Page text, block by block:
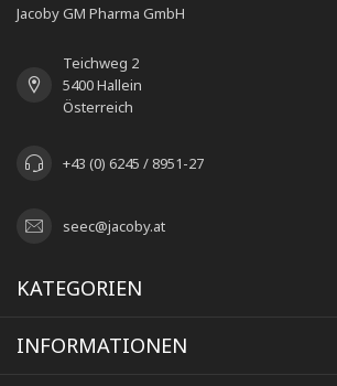
Jacoby GM Pharma GmbH
Teichweg 2
5400 Hallein
Österreich
+43 (0) 6245 / 8951-27
seec@jacoby.at
KATEGORIEN
INFORMATIONEN